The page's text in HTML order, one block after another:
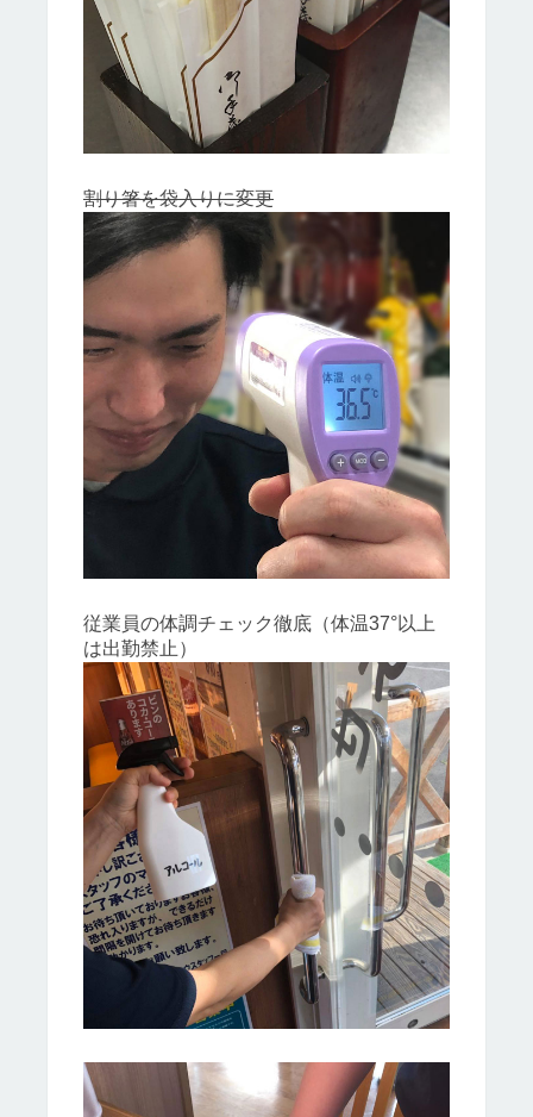
割り箸を袋入りに変更
従業員の体調チェック徹底（体温37°以上
は出勤禁止）